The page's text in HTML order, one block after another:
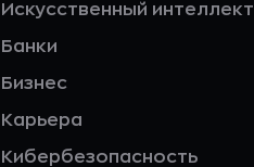
Искусственный интеллект
Банки
Бизнес
Карьера
Кибербезопасность